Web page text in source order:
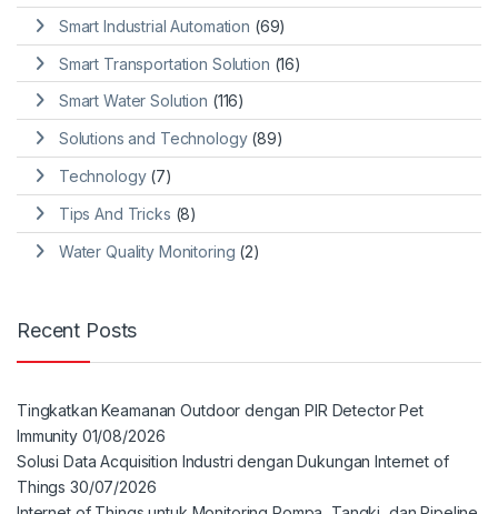
Smart Industrial Automation (69)
Smart Transportation Solution (16)
Smart Water Solution (116)
Solutions and Technology(89)
Technology(7)
Tips And Tricks (8)
Water Quality Monitoring (2)
Recent Posts
Tingkatkan Keamanan Outdoor dengan PIR Detector Pet
Immunity 01/08/2026
Solusi Data Acquisition Industri dengan Dukungan Internet of
Things 30/07/2026